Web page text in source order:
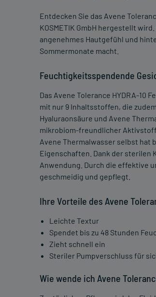
Entdecken Sie das Avene
KOSMETIK GmbH hergestellt
angenehmes Hautgefühl und
Sommermonate macht.
Feuchtigkeitsspendende
Das Avene Tolerance HYDRA-
mit nur 9 Inhaltsstoffen, die
Hyaluraonsäure und Avene
mikrobiom-freundlicher
Avene Thermalwasser selbst hat
Eigenschaften. Dank der sterilen
Anwendung. Durch die effektive
geschmeidig und gepflegt.
Ihre Vorteile des Avene
Leichte Textur
Spendet bis zu 48 Stunden
Zieht schnell ein
Steriler Pumpverschluss für
Wie wende ich Avene